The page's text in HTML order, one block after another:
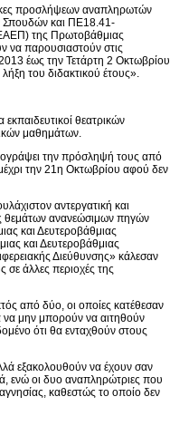
προσλήψεων αναπληρωτών
Σπουδών και ΠΕ18.41-
της Πρωτοβάθμιας
να παρουσιαστούν στις
έως την Τετάρτη 2 Οκτωβρίου
του διδακτικού έτους».
θεατρικών
μαθημάτων.
την πρόσληψή τους από
την 21η Οκτωβρίου αφού δεν
αντεργατική και
θεμάτων ανανεώσιμων πηγών
και Δευτεροβάθμιας
και Δευτεροβάθμιας
Διεύθυνσης» κάλεσαν
άλλες περιοχές της
από δύο, οι οποίες κατέθεσαν
να μην μπορούν να αιτηθούν
ότι θα ενταχθούν στους
εξακολουθούν να έχουν σαν
ενώ οι δυο αναπληρώτριες που
καθεστώς το οποίο δεν